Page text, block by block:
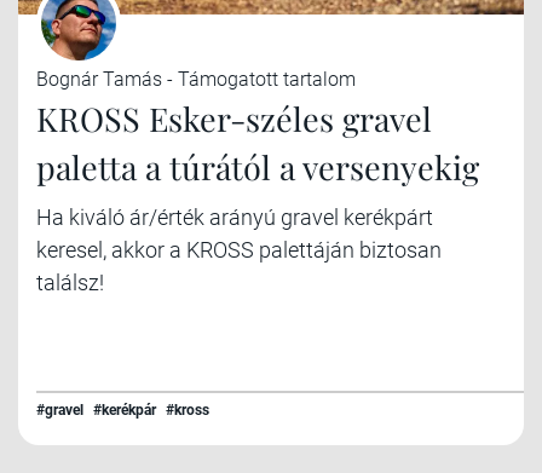
Bognár Tamás - Támogatott tartalom
KROSS Esker-széles gravel
paletta a túrától a versenyekig
Ha kiváló ár/érték arányú gravel kerékpárt
keresel, akkor a KROSS palettáján biztosan
találsz!
#gravel #kerékpár #kross